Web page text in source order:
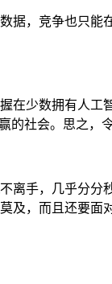
据，竞争也只能
在少数拥有人工
的社会。思之，
手，几乎分分
及，而且还要面